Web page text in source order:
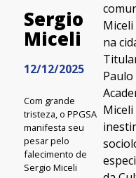
Sergio
Miceli
12/12/2025
Com grande
tristeza, o PPGSA
manifesta seu
pesar pelo
falecimento de
Sergio Miceli
na